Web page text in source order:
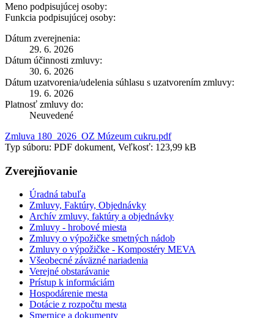
Meno podpisujúcej osoby:
Funkcia podpisujúcej osoby:
Dátum zverejnenia:
29. 6. 2026
Dátum účinnosti zmluvy:
30. 6. 2026
Dátum uzatvorenia/udelenia súhlasu s uzatvorením zmluvy:
19. 6. 2026
Platnosť zmluvy do:
Neuvedené
Zmluva 180_2026_OZ Múzeum cukru.pdf
Typ súboru: PDF dokument, Veľkosť: 123,99 kB
Zverejňovanie
Úradná tabuľa
Zmluvy, Faktúry, Objednávky
Archív zmluvy, faktúry a objednávky
Zmluvy - hrobové miesta
Zmluvy o výpožičke smetných nádob
Zmluvy o výpožičke - Kompostéry MEVA
Všeobecné záväzné nariadenia
Verejné obstarávanie
Prístup k informáciám
Hospodárenie mesta
Dotácie z rozpočtu mesta
Smernice a dokumenty